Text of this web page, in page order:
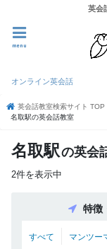
英会
menu
オンライン英会話
英会話教室検索サイト TOP
名取駅の英会話教室
名取駅の英会
2件を表示中
特徴
すべて マンツー